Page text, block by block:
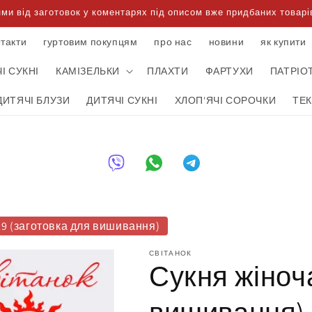
заготовок у коментарях під описом вже придбаних
гуртовим покупцям про нас новини як купити
СУКНІ КАМІЗЕЛЬКИ ПЛАХТИ ФАРТУХИ
БЛУЗИ ДИТЯЧІ СУКНІ ХЛОП'ЯЧІ СОРОЧКИ
(заготовка для вишивання)
СВІТАНОК
Сукня